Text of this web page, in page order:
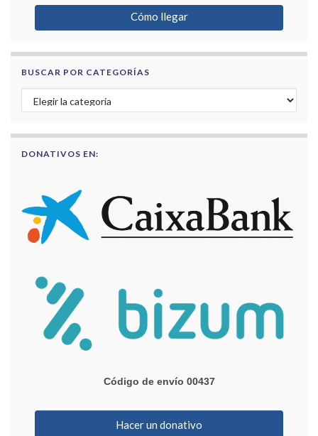
Cómo llegar
BUSCAR POR CATEGORÍAS
Buscar por categorías
DONATIVOS EN:
Código de envío 00437
Hacer un donativo